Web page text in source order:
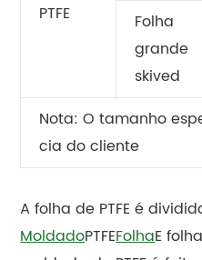
PTFE
Folha
grande
skived
Nota: O tamanho
cia do cliente
A folha de PTFE é
MoldadoPTFEFolhaE